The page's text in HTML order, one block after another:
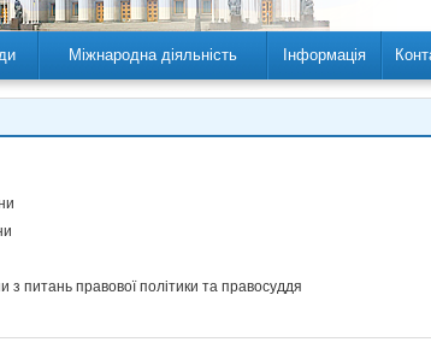
Міжнародна діяльність Інформація
з питань правової політики та правосуддя